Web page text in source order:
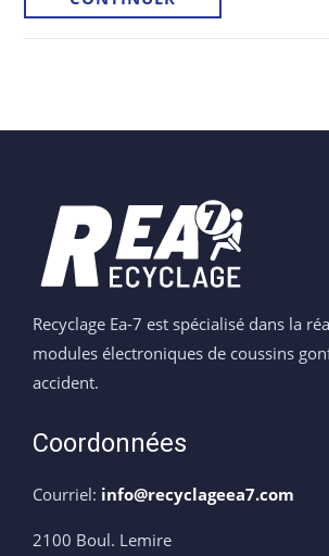
de
de
coussins
gonflables
Recyclage Ea-7 est spécialisé dans la
modules électroniques de coussins
accident.
Coordonnées
Courriel: info@recyclageea7.com
2100 Boul. Lemire